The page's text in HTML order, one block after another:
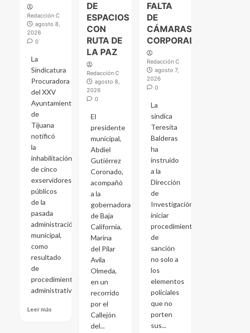
Redacción C
agosto 8,
2026
0
La
Sindicatura
Procuradora
del XXV
Ayuntamiento
de
Tijuana
notificó
la
inhabilitación
de cinco
exservidores
públicos
de la
pasada
administración
municipal,
como
resultado
de
procedimientos
administrativos...
Leer más
DE
ESPACIOS
CON
RUTA DE
LA PAZ
Redacción C
agosto 8,
2026
0
El
presidente
municipal,
Abdiel
Gutiérrez
Coronado,
acompañó
a la
gobernadora
de Baja
California,
Marina
del Pilar
Avila
Olmeda,
en un
recorrido
por el
Callejón
del...
FALTA
DE
CÁMARAS
CORPORALES
Redacción C
agosto 7,
2026
0
La
síndica
Teresita
Balderas
ha
instruido
a la
Dirección
de
Investigación
iniciar
procedimientos
de
sanción
no solo a
los
elementos
policiales
que no
porten
sus...